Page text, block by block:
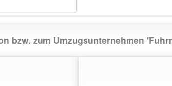
bzw. zum Umzugsunternehmen